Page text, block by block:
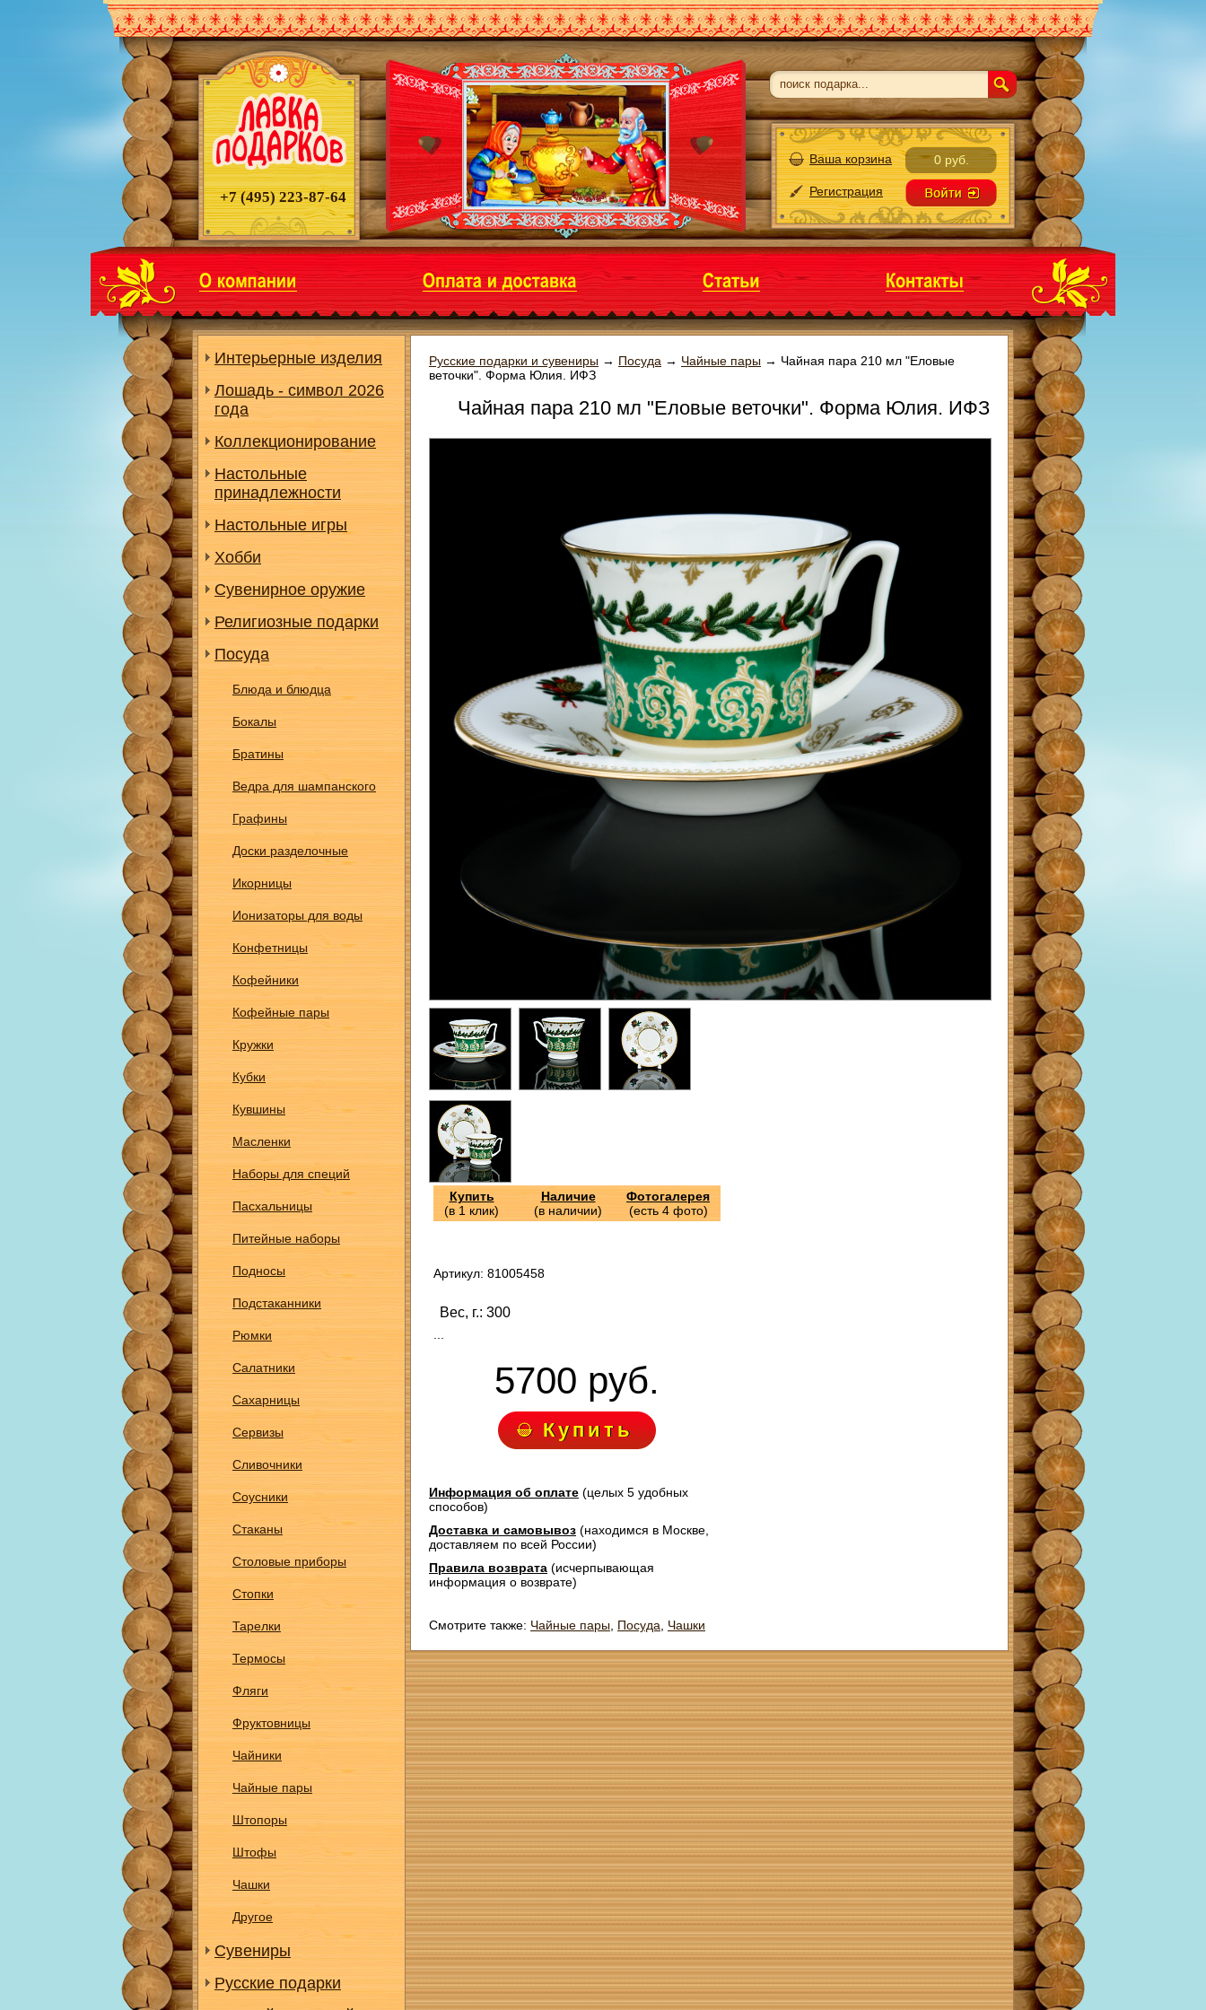
+7 (495) 223-87-64
Ваша корзина 0 руб.
Регистрация
Интерьерные изделия
Лошадь - символ 2026
года
Коллекционирование
Настольные
принадлежности
Настольные игры
Хобби
Сувенирное оружие
Религиозные подарки
Посуда
Блюда и блюдца
Бокалы
Братины
Ведра для шампанского
Графины
Доски разделочные
Икорницы
Ионизаторы для воды
Конфетницы
Кофейники
Кофейные пары
Кружки
Кубки
Кувшины
Масленки
Наборы для специй
Пасхальницы
Питейные наборы
Подносы
Подстаканники
Рюмки
Салатники
Сахарницы
Сервизы
Сливочники
Соусники
Стаканы
Столовые приборы
Стопки
Тарелки
Термосы
Фляги
Фруктовницы
Чайники
Чайные пары
Штопоры
Штофы
Чашки
Другое
Сувениры
Русские подарки
Русские подарки и сувениры → Посуда → Чайные пары → Чайная пара 210 мл "Еловые
веточки". Форма Юлия. ИФЗ
Чайная пара 210 мл "Еловые веточки". Форма Юлия. ИФЗ
Купить
(в 1 клик)
Наличие
(в наличии)
Фотогалерея
(есть 4 фото)
Артикул: 81005458
Вес, г.: 300
5700 руб.
Купить
Информация об оплате (целых 5 удобных
способов)
Доставка и самовывоз (находимся в Москве,
доставляем по всей России)
Правила возврата (исчерпывающая
информация о возврате)
Смотрите также: Чайные пары Посуда Чашки